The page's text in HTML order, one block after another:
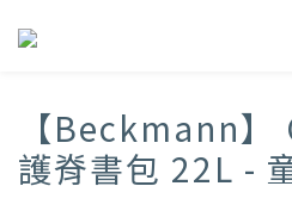
【Beckmann
護脊書包 22L -